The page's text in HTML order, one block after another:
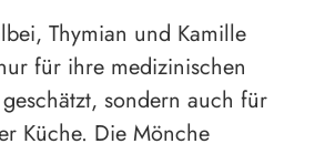
Thymian und Kamille
für ihre medizinischen
sondern auch für
Küche. Die Mönche